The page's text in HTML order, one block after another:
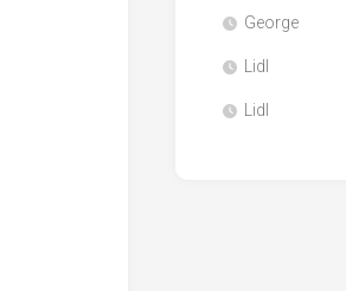
George
Lidl
Lidl